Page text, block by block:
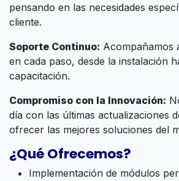
pensando en las necesidades
cliente.
Soporte Continuo: Acompañamos
en cada paso, desde la instalación
capacitación.
Compromiso con la Innovación:
día con las últimas actualizaciones
ofrecer las mejores soluciones del
¿Qué Ofrecemos?
Implementación de módulos